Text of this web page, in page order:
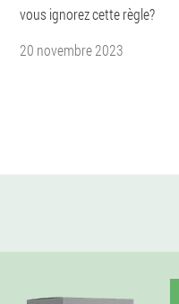
vous ignorez cette règle?
20 novembre 2023